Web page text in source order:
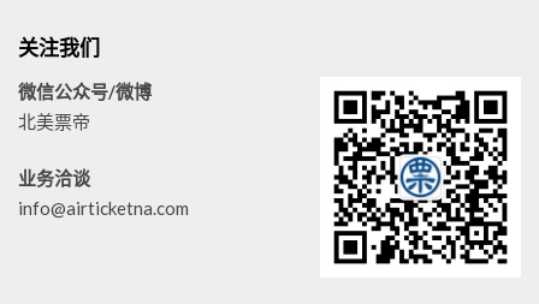
关注我们
微信公众号/微博
北美票帝
业务洽谈
info@airticketna.com